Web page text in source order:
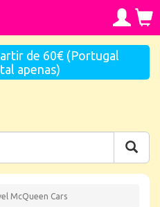
de 60€ (Portugal
apenas)
McQueen Cars